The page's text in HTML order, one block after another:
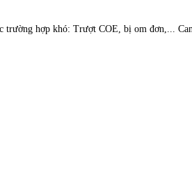
hợp khó: Trượt COE, bị om đơn,...